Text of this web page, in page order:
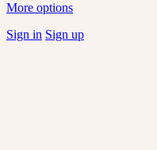
More options
Sign in Sign up